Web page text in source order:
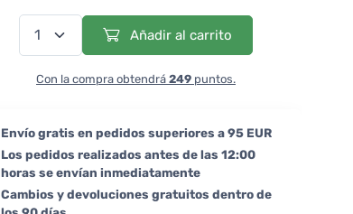
Añadir al carrito
Con la compra obtendrá 249 puntos.
Envío gratis en pedidos superiores a 95 EUR
Los pedidos realizados antes de las 12:00
horas se envían inmediatamente
Cambios y devoluciones gratuitos dentro de